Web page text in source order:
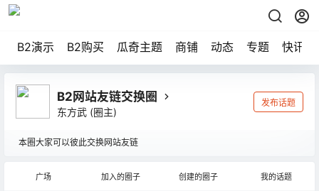
B2演示 B2购买 瓜奇主题 商铺 动态 专题 快讯
B2网站友链交换圈
东方武 (圈主)
发布话题
本圈大家可以彼此交换网站友链
广场 加入的圈子 创建的圈子 我的话题